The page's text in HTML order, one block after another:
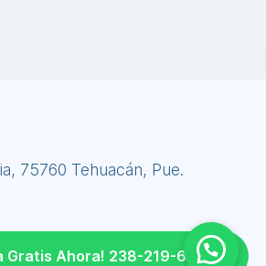
75760 Tehuacán, Pue.
Gratis Ahora! 238-219-6690